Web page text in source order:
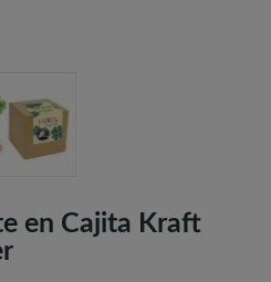
en Cajita Kraft